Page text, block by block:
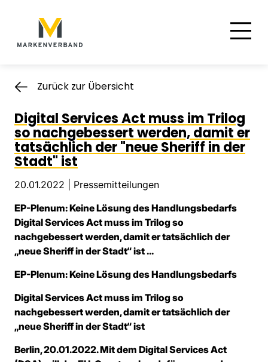
Hauptnavigation
Zurück zur Übersicht
Digital Services Act muss im Trilog
so nachgebessert werden, damit er
tatsächlich der "neue Sheriff in der
Stadt" ist
20.01.2022 | Pressemitteilungen
EP-Plenum: Keine Lösung des Handlungsbedarfs
Digital Services Act muss im Trilog so
nachgebessert werden, damit er tatsächlich der
„neue Sheriff in der Stadt“ ist ...
EP-Plenum: Keine Lösung des Handlungsbedarfs
Digital Services Act muss im Trilog so
nachgebessert werden, damit er tatsächlich der
„neue Sheriff in der Stadt“ ist
Berlin, 20.01.2022. Mit dem Digital Services Act